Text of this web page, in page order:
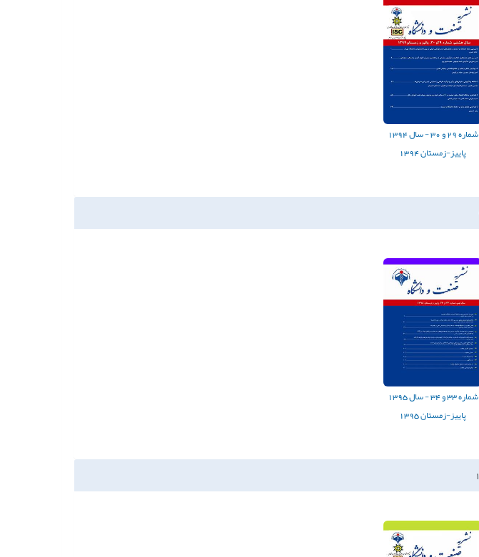
شماره و30
-سال1394
پاییز-زمستان 1394
شماره33 و34
-سال1395
پاییز-زمستان 1395